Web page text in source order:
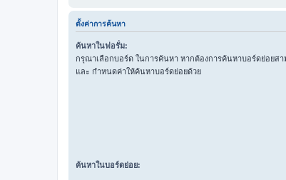
ตั้งค่าการค้นหา
ค้นหาในฟอรั่ม:
กรุณาเลือกบอร์ด ในการค้นหา หากต้องการค้นหาบอร์ดย่อยส
และ กำหนดค่าให้ค้นหาบอร์ดย่อยด้วย
ค้นหาในบอร์ดย่อย: